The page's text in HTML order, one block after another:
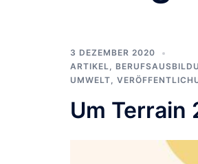
3 DEZEMBER 2020
ARTIKEL,
UMWELT,
Um Terrain